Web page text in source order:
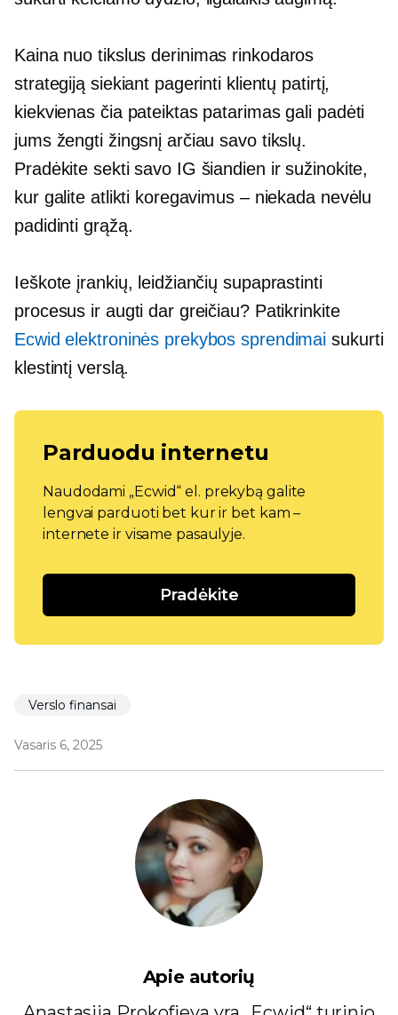
Kaina nuotikslus derinimas rinkodaros
strategiją siekiant pagerinti klientų patirtį,
kiekvienas čia pateiktas patarimas gali padėti
jums žengti žingsnį arčiau savo tikslų.
Pradėkite sekti savo IG šiandien ir sužinokite,
kur galite atlikti koregavimus – niekada nevėlu
padidinti grąžą.
Ieškote įrankių, leidžiančių supaprastinti
procesus ir augti dar greičiau? Patikrinkite
Ecwid elektroninės prekybos sprendimai sukurti
klestintį verslą.
Parduodu internetu
Naudodami „Ecwid“ el. prekybą galite
lengvai parduoti bet kur ir bet kam –
internete ir visame pasaulyje.
Pradėkite
Verslo finansai
Vasaris 6, 2025
Apie autorių